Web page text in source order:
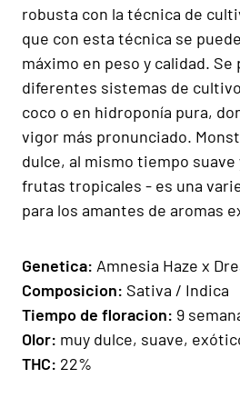
robusta con la técnica de
que con esta técnica se
máximo en peso y calidad.
diferentes sistemas de
coco o en hidroponía pura,
vigor más pronunciado.
dulce, al mismo tiempo
frutas tropicales - es una
para los amantes de aromas
Genetica: Amnesia Haze x
Composicion: Sativa / Indica
Tiempo de floracion: 9
Olor: muy dulce, suave,
THC: 22%